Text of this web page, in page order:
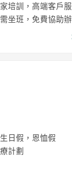
培訓，高端客戶
坐班，免費協助
日假，恩恤假
計劃